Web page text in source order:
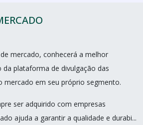
mercado, conhecerá a melhor
plataforma de divulgação das
mercado em seu próprio segmento.
ser adquirido com empresas
ajuda a garantir a qualidade e durabi...